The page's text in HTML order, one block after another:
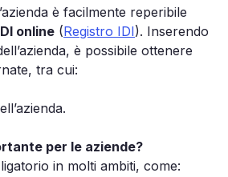
è facilmente reperibile
online (Registro IDI). Inserendo
è possibile ottenere
tra cui:
per le aziende?
in molti ambiti, come: